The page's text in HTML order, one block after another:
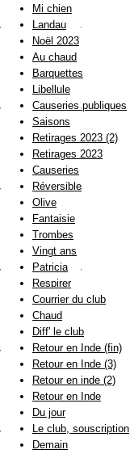
Mi chien
Landau
Noël 2023
Au chaud
Barquettes
Libellule
Causeries publiques
Saisons
Retirages 2023 (2)
Retirages 2023
Causeries
Réversible
Olive
Fantaisie
Trombes
Vingt ans
Patricia
Respirer
Courrier du club
Chaud
Diff' le club
Retour en Inde (fin)
Retour en Inde (3)
Retour en inde (2)
Retour en Inde
Du jour
Le club, souscription
Demain